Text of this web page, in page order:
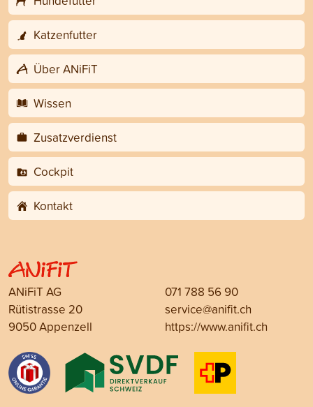
Katzenfutter
Über ANiFiT
Wissen
Zusatzverdienst
Cockpit
Kontakt
ANiFiT AG
Rütistrasse 20
9050 Appenzell
071 788 56 90
service@anifit.ch
https://www.anifit.ch